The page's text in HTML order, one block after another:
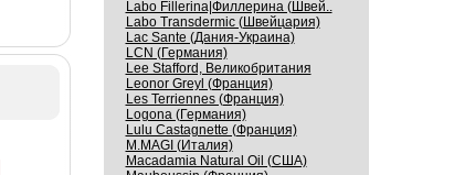
Labo Fillerina|Филлерина (Швей..
Labo Transdermic (Швейцария)
Lac Sante (Дания-Украина)
LCN (Германия)
Lee Stafford, Великобритания
Leonor Greyl (Франция)
Les Terriennes (Франция)
Logona (Германия)
Lulu Castagnette (Франция)
M.MAGI (Италия)
Macadamia Natural Oil (США)